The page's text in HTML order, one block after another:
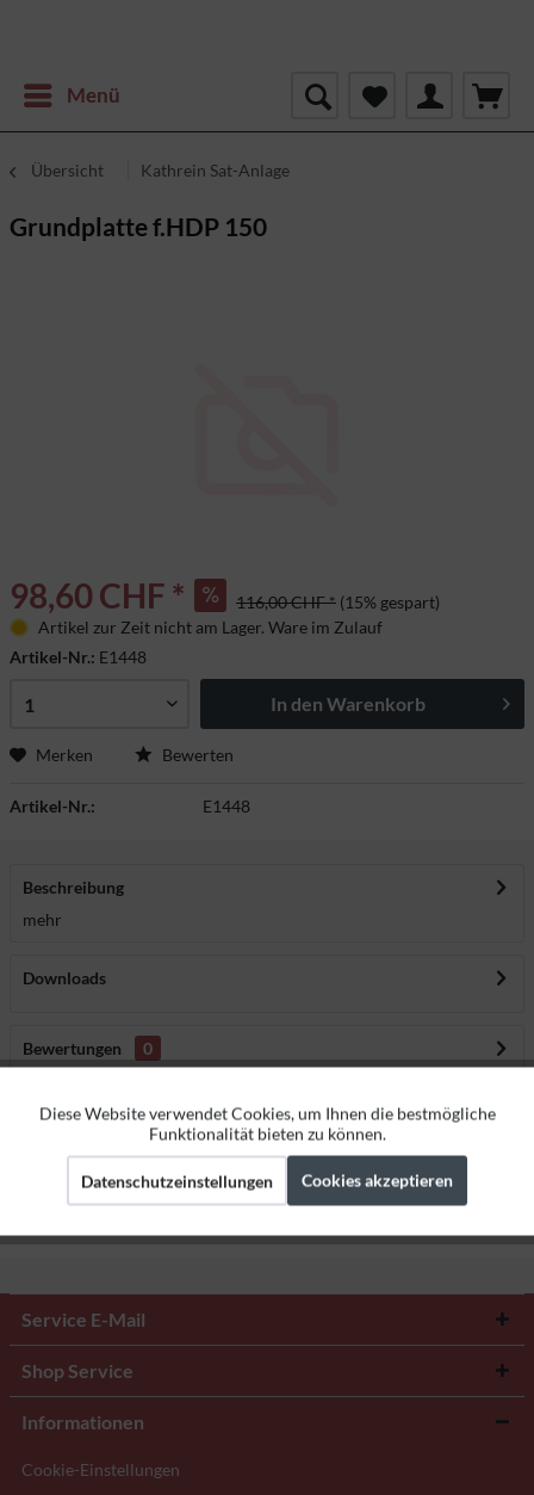
Menü
Übersicht Kathrein Sat-Anlage
Grundplatte f.HDP 150
98,60 CHF * 116,00 CHF * (15% gespart)
Artikel zur Zeit nicht am Lager. Ware im Zulauf
Artikel-Nr.: E1448
In den Warenkorb
Merken Bewerten
Artikel-Nr.: E1448
Beschreibung
mehr
Downloads
Bewertungen
0
Herstellerangaben
Service E-Mail
Shop Service
Informationen
Cookie-Einstellungen
Funktionale Aktiv
Marketing Aktiv
Diese Website verwendet Cookies, um Ihnen die bestmögliche
Funktionalität bieten zu können.
Datenschutzeinstellungen Cookies akzeptieren